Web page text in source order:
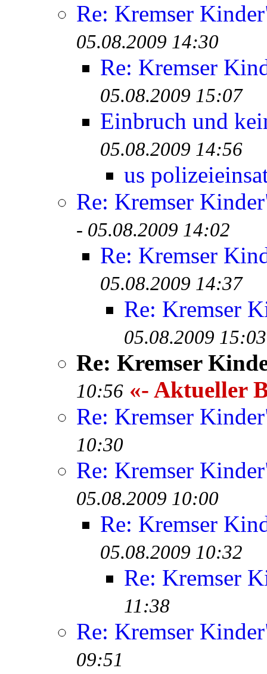
Re: Kremser
05.08.2009 14:30
Re: Kremser
05.08.2009 15:07
Einbruch und
05.08.2009 14:56
us
Re: Kremser
- 05.08.2009 14:02
Re: Kremser
05.08.2009 14:37
Re: Kremser
05.08.2009 15:03
Re: Kremser
10:56 «- Aktueller
Re: Kremser
10:30
Re: Kremser
05.08.2009 10:00
Re: Kremser
05.08.2009 10:32
Re: Kremser
11:38
Re: Kremser
09:51